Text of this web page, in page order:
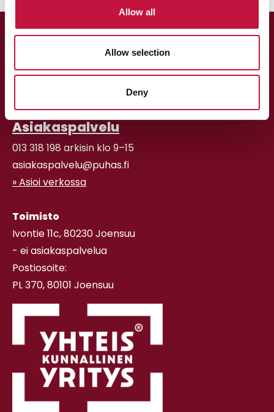
Allow all
Allow selection
Deny
Asiakaspalvelu
013 318 198 arkisin klo 9–15
asiakaspalvelu@puhas.fi
» Asioi verkossa
Toimisto
Ivontie 11c, 80230 Joensuu
- ei asiakaspalvelua
Postiosoite:
PL 370, 80101 Joensuu